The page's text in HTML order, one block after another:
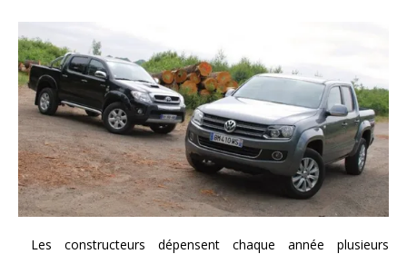
Les constructeurs dépensent chaque année plusieurs